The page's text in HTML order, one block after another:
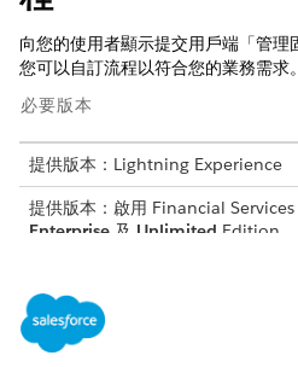
向您的使用者顯示提交用戶端「管理
您可以自訂流程以符合您的業務需求。
必要版本
提供版本：Lightning Experience
提供版本：啟用 Financial
Enterprise 及 Unlimited Edition
若要啟用「管理待機指示」流
程: